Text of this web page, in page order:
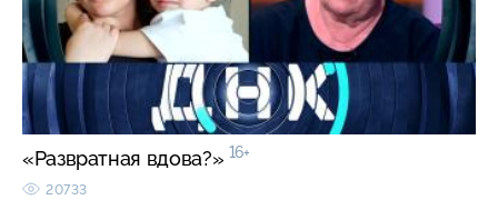
«Развратная вдова?» 16+
20733